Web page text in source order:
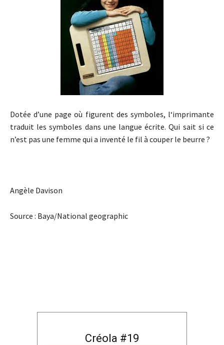
Dotée d’une page où figurent des symboles, l‘imprimante
traduit les symboles dans une langue écrite. Qui sait si ce
n’est pas une femme qui a inventé le fil à couper le beurre ?
Angèle Davison
Source : Baya/National geographic
Créola #19